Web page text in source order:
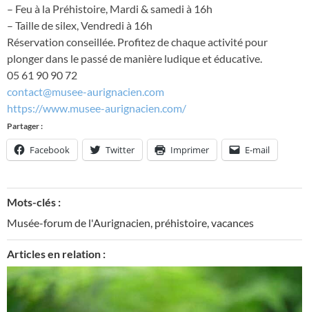
– Feu à la Préhistoire, Mardi & samedi à 16h
– Taille de silex, Vendredi à 16h
Réservation conseillée. Profitez de chaque activité pour
plonger dans le passé de manière ludique et éducative.
05 61 90 90 72
contact@musee-aurignacien.com
https://www.musee-aurignacien.com/
Partager :
Facebook Twitter Imprimer E-mail
Mots-clés :
Musée-forum de l'Aurignacien, préhistoire,vacances
Articles en relation :